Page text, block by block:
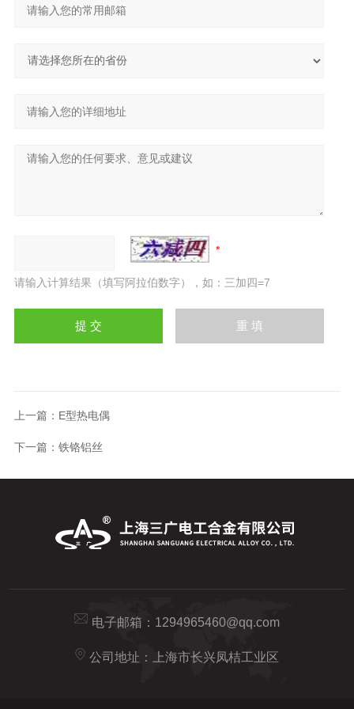
请输入计算结果（填写阿拉伯数字），如：三加四=7
上一篇： E型热电偶
下一篇： 铁铬铝丝
电子邮箱： 1294965460@qq.com
公司地址：上海市长兴凤桔工业区